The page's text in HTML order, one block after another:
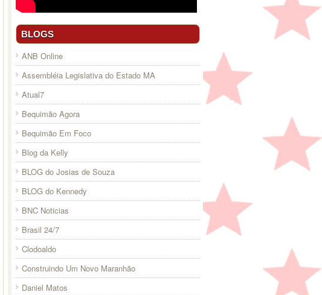
BLOGS
ANB Online
Assembléia Legislativa do Estado MA
Atual7
Bequimão Agora
Bequimão Em Foco
Blog da Kelly
BLOG do Josias de Souza
BLOG do Kennedy
BNC Noticias
Brasil 24/7
Clodoaldo
Construindo Um Novo Maranhão
Daniel Matos